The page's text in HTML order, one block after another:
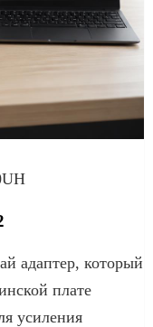
адаптер, который
плате
усиления